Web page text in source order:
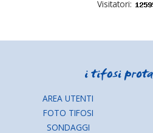
Visitatori:
AREA UTENTI
FOTO TIFOSI
SONDAGGI